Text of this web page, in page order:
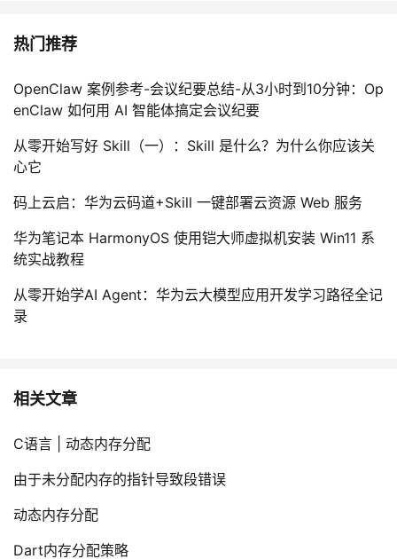
热门推荐
OpenClaw 案例参考-会议纪要总结-从3小时到10分钟：Op
enClaw 如何用 AI 智能体搞定会议纪要
从零开始写好 Skill（一）：Skill 是什么？为什么你应该关
心它
码上云启：华为云码道+Skill 一键部署云资源 Web 服务
华为笔记本 HarmonyOS 使用铠大师虚拟机安装 Win11 系
统实战教程
从零开始学AI Agent：华为云大模型应用开发学习路径全记
录
相关文章
C语言 | 动态内存分配
由于未分配内存的指针导致段错误
动态内存分配
Dart内存分配策略